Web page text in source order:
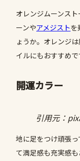
オレンジムーンス
ーンやアメジストを
ょうか。オレンジ
イルにもおすすめで
開運カラー
引用元：
地に足をつけ頑張
て満足感も充実感